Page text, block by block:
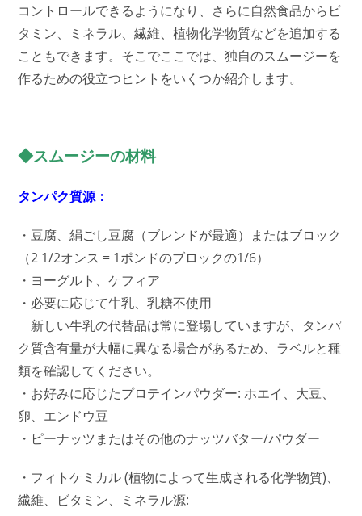
コントロールできるようになり、さらに自然食品からビ
タミン、ミネラル、繊維、植物化学物質などを追加する
こともできます。そこでここでは、独自のスムージーを
作るための役立つヒントをいくつか紹介します。
◆スムージーの材料
タンパク質源：
・豆腐、絹ごし豆腐（ブレンドが最適）またはブロック
（2 1/2オンス = 1ポンドのブロックの1/6）
・ヨーグルト、ケフィア
・必要に応じて牛乳、乳糖不使用
新しい牛乳の代替品は常に登場していますが、タンパ
ク質含有量が大幅に異なる場合があるため、ラベルと種
類を確認してください。
・お好みに応じたプロテインパウダー: ホエイ、大豆、
卵、エンドウ豆
・ピーナッツまたはその他のナッツバター/パウダー
・フィトケミカル (植物によって生成される化学物質)、
繊維、ビタミン、ミネラル源: